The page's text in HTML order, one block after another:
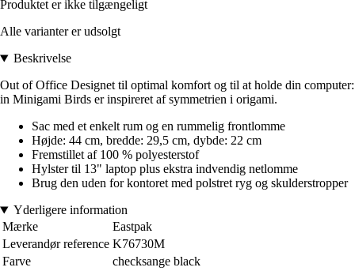
Produktet er ikke tilgængeligt
Alle varianter er udsolgt
Beskrivelse
Out of Office Designet til optimal komfort og til at holde din computer:
in Minigami Birds er inspireret af symmetrien i origami.
Sac med et enkelt rum og en rummelig frontlomme
Højde: 44 cm, bredde: 29,5 cm, dybde: 22 cm
Fremstillet af 100 % polyesterstof
Hylster til 13" laptop plus ekstra indvendig netlomme
Brug den uden for kontoret med polstret ryg og skulderstropper
Yderligere information
Mærke
Eastpak
Leverandør reference K76730M
Farve
checksange black